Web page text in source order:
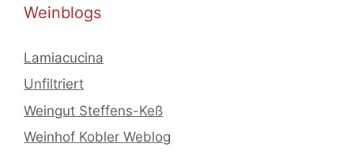
Weinblogs
Lamiacucina
Unfiltriert
Weingut Steffens-Keß
Weinhof Kobler Weblog